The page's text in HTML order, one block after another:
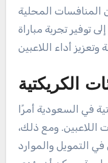
المنافسات المحلية
توفير تجربة مباراة
الكريكتية
في السعودية أمرًا
اللاعبين. ومع ذلك،
التمويل والموارد